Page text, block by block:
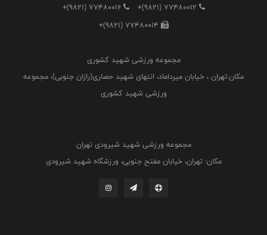
+(9821) 77480012
+(9821) 77480016
+(9821) 77480014
مجموعه ورزشی شهید کشوری
مکان:تهران ، خیابان میرداماد، انتهای شهید حصاری(رازان جنوبی)، مجموعه
ورزشی شهید کشوری
مجموعه ورزشی شهید شیرودی تهران
مکان: تهران، خیابان مفتح جنوبی، ورزشگاه شهید شیرودی